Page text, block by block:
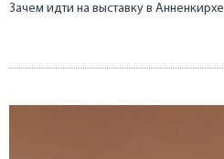
Зачем идти на выставку в Анненкирхе